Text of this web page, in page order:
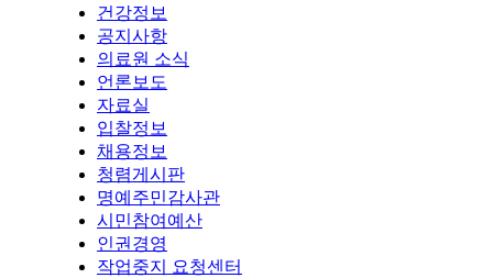
건강정보
공지사항
의료원 소식
언론보도
자료실
입찰정보
채용정보
청렴게시판
명예주민감사관
시민참여예산
인권경영
작업중지 요청센터